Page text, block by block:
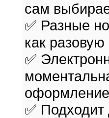
сам
✅ Разные
как
✅
✅